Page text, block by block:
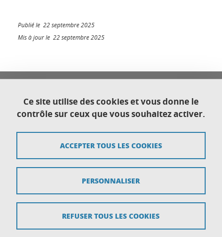
Publié le 22 septembre 2025
Mis à jour le 22 septembre 2025
Université Grenoble Alpes
Direction générale déléguée au Développement
international et territorial
38058 Grenoble cedex 9
Plan du site
Données personnelles
Ce site utilise des cookies et vous donne le
contrôle sur ceux que vous souhaitez activer.
ACCEPTER TOUS LES COOKIES
REFUSER TOUS LES COOKIES
PERSONNALISER